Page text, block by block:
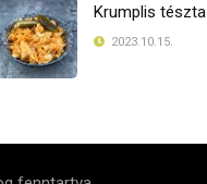
Krumplis tészta
2023.10.15.